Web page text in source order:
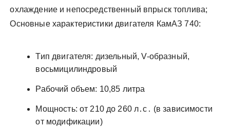
охлаждение и непосредственный впрыск топлива;
Основные характеристики двигателя КамАЗ 740:
Тип двигателя: дизельный, V-образный,
восьмицилиндровый
Рабочий объем: 10,85 литра
Мощность: от 210 до 260 л․с․ (в зависимости
от модификации)